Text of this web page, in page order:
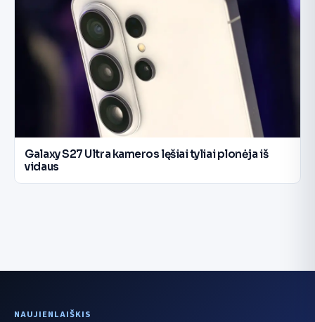
Galaxy S27 Ultra kameros lęšiai tyliai plonėja iš
vidaus
NAUJIENLAIŠKIS